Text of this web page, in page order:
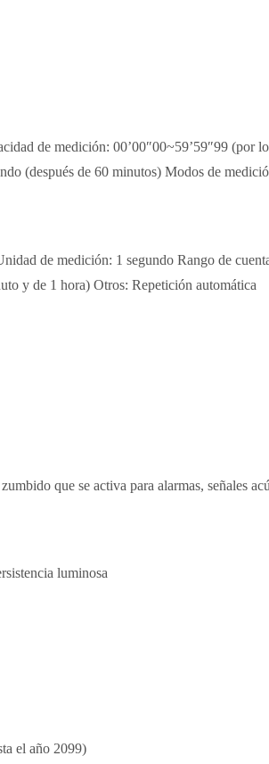
de medición: 00’00″00~59’59″99
(después de 60 minutos) Modos de
de medición: 1 segundo Rango de
y de 1 hora) Otros: Repetición automática
que se activa para alarmas, señales
luminosa
el año 2099)